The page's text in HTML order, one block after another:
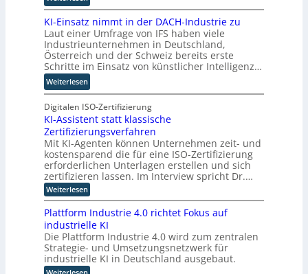
l
e
r
n
e
u
W
a
g
-
C
E
O
i
n
g
f
ü
r
T
t
o
r
t
e
M
i
t
Q
u
a
n
t
e
n
c
o
m
p
u
t
n
g
u
n
d
KI-Einsatz nimmt in der DACH-Industrie zu
Laut einer Umfrage von IFS haben viele
Industrieunternehmen in Deutschland,
Österreich und der Schweiz bereits erste
Schritte im Einsatz von künstlicher Intelligenz…
Weiterlesen:
K
I
-
E
i
n
s
a
t
z
n
i
m
m
t
Digitalen ISO-Zertifizierung
KI-Assistent statt klassische
Zertifizierungsverfahren
Mit KI-Agenten können Unternehmen zeit- und
kostensparend die für eine ISO-Zertifizierung
erforderlichen Unterlagen erstellen und sich
zertifizieren lassen. Im Interview spricht Dr.…
Weiterlesen:
K
A
s
s
i
s
Plattform Industrie 4.0 richtet Fokus auf
industrielle KI
Die Plattform Industrie 4.0 wird zum zentralen
Strategie- und Umsetzungsnetzwerk für
industrielle KI in Deutschland ausgebaut.
: